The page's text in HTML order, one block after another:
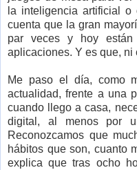
la inteligencia artificial
cuenta que la gran
par veces y hoy
aplicaciones. Y es que, ni
Me paso el día, como
actualidad, frente a una
cuando llego a casa,
digital, al menos por
Reconozcamos que
hábitos que son, cuanto
explica que tras ocho